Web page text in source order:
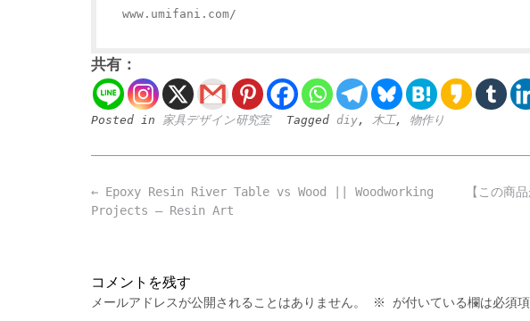
www.umifani.com/
共有：
Posted in 家具デザイン研究室 Tagged diy, 木工, 物作り
Post
navigation
【この商
← Epoxy Resin River Table vs Wood || Woodworking
Projects – Resin Art
コメントを残す
メールアドレスが公開されることはありません。 ※ が付いている欄は必須